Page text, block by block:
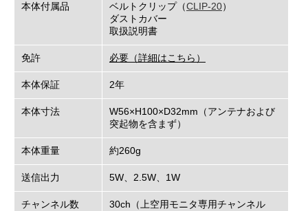
本体付属品 ベルトクリップ（CLIP-20）
ダストカバー
取扱説明書
免許 必要（詳細はこちら）
本体保証 2年
本体寸法
W56×H100×D32mm（アンテナおよび
突起物を含まず）
本体重量 約260g
送信出力 5W、2.5W、1W
チャンネル数
30ch（上空用モニタ専用チャンネル